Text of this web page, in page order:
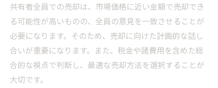
共有者全員での売却は、市場価格に近い金額で売却でき
る可能性が高いものの、全員の意見を一致させることが
必要になります。そのため、売却に向けた計画的な話し
合いが重要になります。また、税金や諸費用を含めた総
合的な視点で判断し、最適な売却方法を選択することが
大切です。